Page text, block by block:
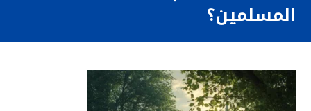
المسلمين؟